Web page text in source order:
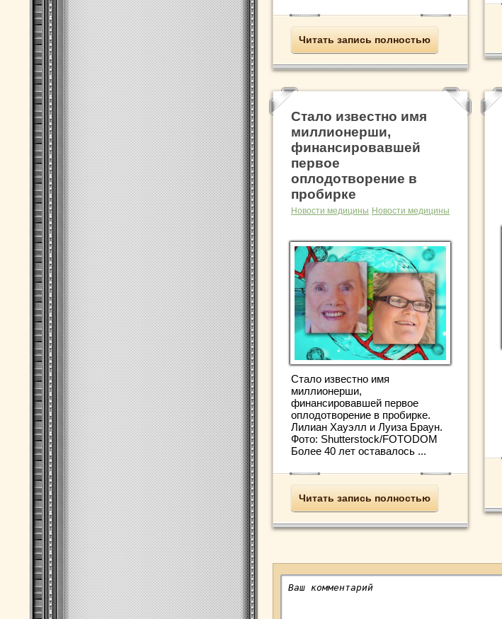
Читать запись полностью
Стало известно имя
миллионерши,
финансировавшей
первое
оплодотворение в
пробирке
Новости медицины Новости медицины
Стало известно имя
миллионерши,
финансировавшей первое
оплодотворение в пробирке.
Лилиан Хауэлл и Луиза Браун.
Фото: Shutterstock/FOTODOM
Более 40 лет оставалось ...
Читать запись полностью